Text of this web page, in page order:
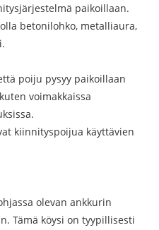
paikoillaan.
betonilohko, metalliaura,
poiju pysyy paikoillaan
voimakkaissa
kiinnityspoijua käyttävien
olevan ankkurin
Tämä köysi on tyypillisesti